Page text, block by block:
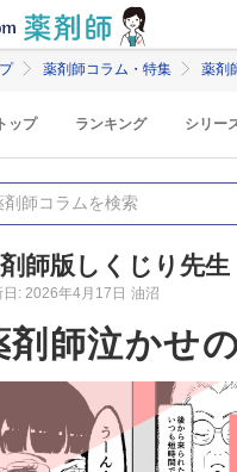
薬剤師コラム・特集 薬剤
トップ ランキング シリー
師版しくじり先
日: 2026年4月17日 油沼
剤師泣かせ